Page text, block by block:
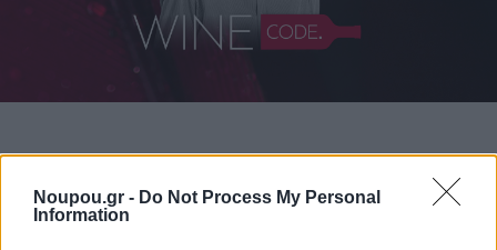
Noupou.gr - Do Not Process My Personal
Information